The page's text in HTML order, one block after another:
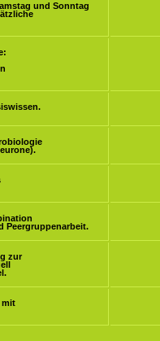
und Sonntag
Peergruppenarbeit.
zur
mit